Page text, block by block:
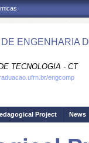
ENGENHARIA
TECNOLOGIA - CT
engcomp
Project News